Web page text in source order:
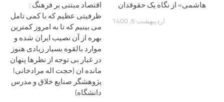
اقتصاد مبتنی بر فرهنگ :
ظرفیتی عظیم که با کمی تامل
می بینیم که تا به امروز کمترین
بهره از آن نصیب ایران شده و
موارد بالقوه بسیار زیادی هنوز
در غبار بی توجه از نظرها پنهان
مانده ان (حجت اله مرادخانیI
پژوهشگر صنایع خلاق و مدرس
دانشگاه)
هاشمی» از نگاه یک حقوقدان
اردیبهشت 6, 1400